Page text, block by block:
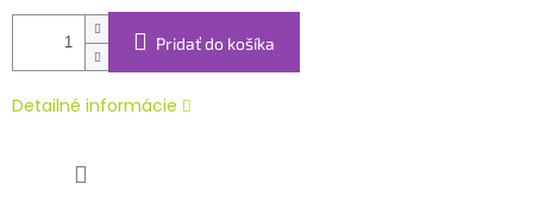
Pridať do košíka
Detailné informácie